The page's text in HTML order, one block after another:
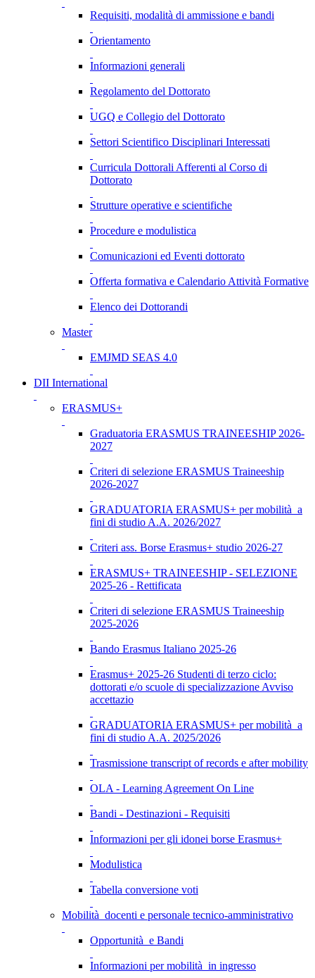
Requisiti, modalità di ammissione e bandi
Orientamento
Informazioni generali
Regolamento del Dottorato
UGQ e Collegio del Dottorato
Settori Scientifico Disciplinari Interessati
Curricula Dottorali Afferenti al Corso di
Dottorato
Strutture operative e scientifiche
Procedure e modulistica
Comunicazioni ed Eventi dottorato
Offerta formativa e Calendario Attività Formative
Elenco dei Dottorandi
Master
EMJMD SEAS 4.0
DII International
ERASMUS+
Graduatoria ERASMUS TRAINEESHIP 2026-
2027
Criteri di selezione ERASMUS Traineeship
2026-2027
GRADUATORIA ERASMUS+ per mobilità a
fini di studio A.A. 2026/2027
Criteri ass. Borse Erasmus+ studio 2026-27
ERASMUS+ TRAINEESHIP - SELEZIONE
2025-26 - Rettificata
Criteri di selezione ERASMUS Traineeship
2025-2026
Bando Erasmus Italiano 2025-26
Erasmus+ 2025-26 Studenti di terzo ciclo:
dottorati e/o scuole di specializzazione Avviso
accettazio
GRADUATORIA ERASMUS+ per mobilità a
fini di studio A.A. 2025/2026
Trasmissione transcript of records e after mobility
OLA - Learning Agreement On Line
Bandi - Destinazioni - Requisiti
Informazioni per gli idonei borse Erasmus+
Modulistica
Tabella conversione voti
Mobilità docenti e personale tecnico-amministrativo
Opportunità e Bandi
Informazioni per mobilità in ingresso